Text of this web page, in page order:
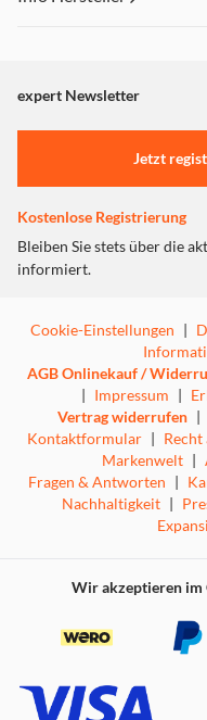
"Marketing".
Einstellungen anpassen
expert Newsletter
Jetzt
Kostenlose Registrierung
Bleiben Sie stets über die
informiert.
Cookie-Einstellungen |
AGB Onlinekauf /
| Impressum |
Vertrag widerrufen |
Kontaktformular |
Markenwelt |
Fragen & Antworten |
Nachhaltigkeit |
Wir akzeptieren im